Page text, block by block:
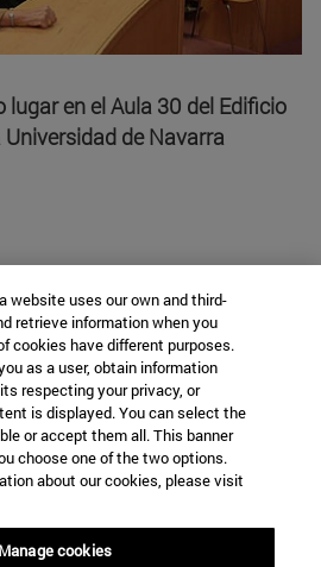
lugar en el Aula 30 del Edificio
Universidad de Navarra
y Arte Navarro
website uses our own and third-
retrieve information when you
cookies have different purposes.
as a user, obtain information
respecting your privacy, or
is displayed. You can select the
or accept them all. This banner
choose one of the two options.
about our cookies, please visit
Manage cookies